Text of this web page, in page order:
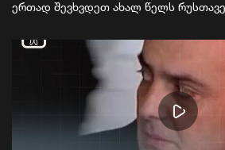
ერთად შევხვდეთ ახალ წელს